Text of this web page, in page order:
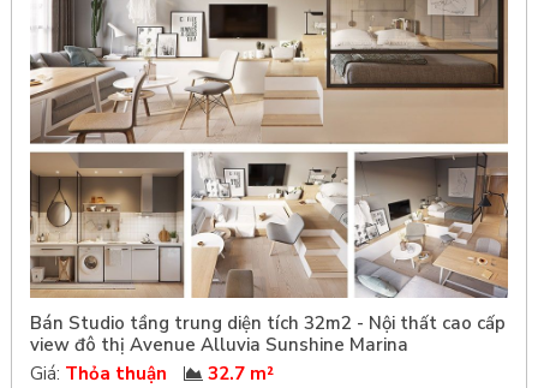
Bán Studio tầng trung diện tích 32m2 - Nội thất cao cấp
view đô thị Avenue Alluvia Sunshine Marina
Giá: Thỏa thuận 32.7 m²